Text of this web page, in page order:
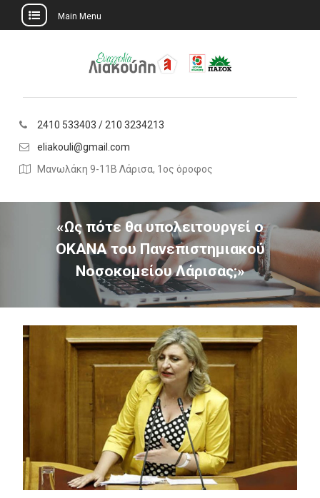
Main Menu
2410 533403 / 210 3234213
eliakouli@gmail.com
Μανωλάκη 9-11Β Λάρισα, 1ος όροφος
«Ως πότε θα υπολειτουργεί ο
ΟΚΑΝΑ του Πανεπιστημιακού
Νοσοκομείου Λάρισας;»